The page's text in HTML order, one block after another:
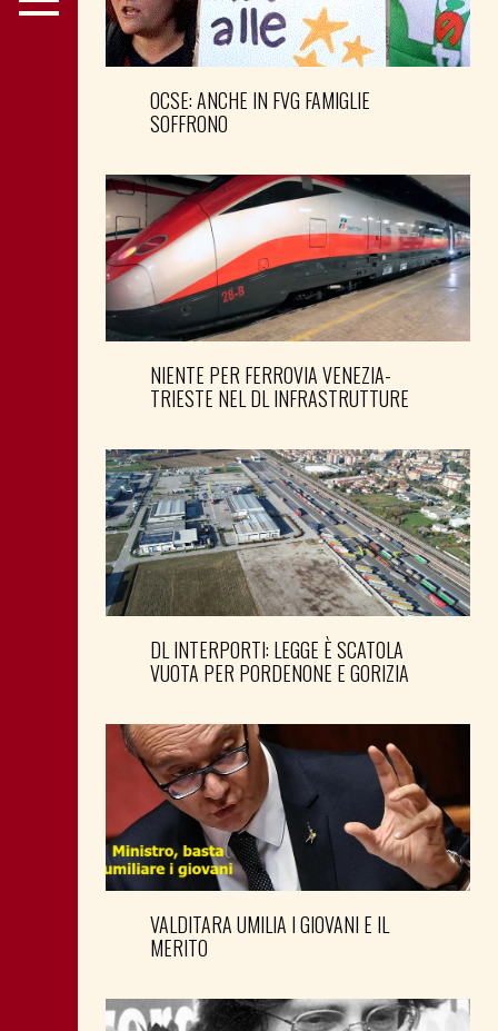
OCSE: ANCHE IN FVG FAMIGLIE
SOFFRONO
NIENTE PER FERROVIA VENEZIA-
TRIESTE NEL DL INFRASTRUTTURE
DL INTERPORTI: LEGGE È SCATOLA
VUOTA PER PORDENONE E GORIZIA
VALDITARA UMILIA I GIOVANI E IL
MERITO